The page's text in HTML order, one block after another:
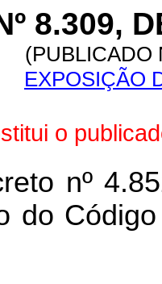
8.309,
(PUBLICADO
EXPOSIÇÃO
o
nº
do